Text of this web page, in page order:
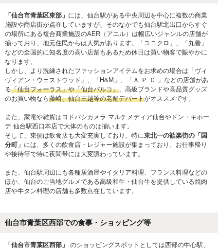
「仙台市青葉区東部」 には、仙台駅がある中央周辺を中心に複数の商業
施設や商店街が点在していますが、そのなかでも仙台駅北出口からすぐ
の場所にある複合商業施設のAER（アエル）は幅広いジャンルの店舗が
揃っており、地元住民からは人気があります。「ユニクロ」、「丸善」
などの全国的に知名度の高い店舗もあるため休日は買い物客で賑やかに
なります。
しかし、より洗練されたファッションアイテムをお求めの場合は「ヴィ
ヴィアン・ウェストウッド」、「H&M」、「Ａ.Ｐ.Ｃ.」などの店舗があ
る「仙台フォーラス」や「仙台パルコ」、高級ブランドや高品質グッズ
のお買い物なら藤崎、仙台三越等の老舗デパートがオススメです。
また、家電や雑貨はヨドバシカメラ マルチメディア仙台やドン・キホー
テ 仙台駅西口本店で大体のものは揃います。
そして、東側は飲食店も大変充実しており、特に東北一の歓楽街の「国
分町」 には、多くの飲食店・レジャー施設が集まっており、お仕事帰り
や接待等で特に夜間帯には大変賑わっています。
また、仙台駅周辺にも各種居酒屋やイタリア料理、フランス料理などの
ほか、仙台のご当地グルメである高級和牛・仙台牛を提供している焼肉
店や牛タン料理の店舗も多数点在しています。
仙台市青葉区西部での食事・ショッピング等
「仙台市青葉区西部」
のショッピングスポットとしては西部の中心駅、